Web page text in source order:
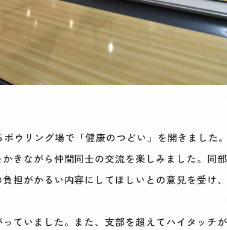
ウリング場で「健康のつどい」を開きました
ながら仲間同士の交流を楽しみました。同部
担がかるい内容にしてほしいとの意見を受け
ていました。また、支部を超えてハイタッチ